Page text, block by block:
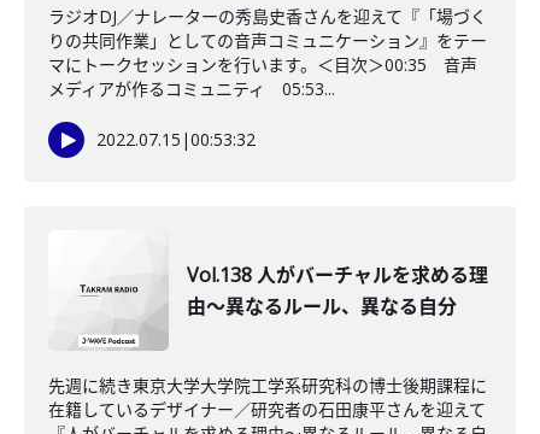
ラジオDJ／ナレーターの秀島史香さんを迎えて『「場づく
りの共同作業」としての音声コミュニケーション』をテー
マにトークセッションを行います。＜目次＞00:35 音声
メディアが作るコミュニティ 05:53...
2022.07.15 |00:53:32
Vol.138 人がバーチャルを求める理
由～異なるルール、異なる自分
先週に続き東京大学大学院工学系研究科の博士後期課程に
在籍しているデザイナー／研究者の石田康平さんを迎えて